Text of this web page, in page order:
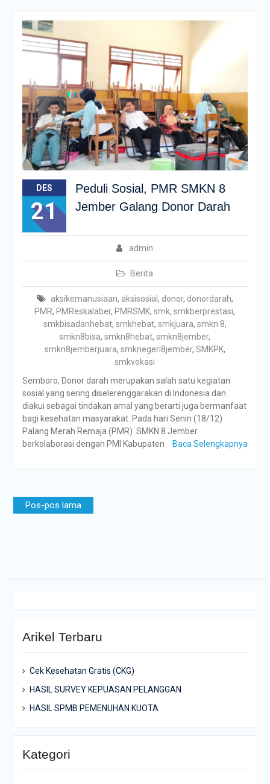
DES
21
Peduli Sosial, PMR SMKN 8
Jember Galang Donor Darah
admin
Berita
aksikemanusiaan, aksisosial , donor, donordarah,
PMR, PMReskalaber, PMRSMK,smk,smkberprestasi,
smkbisadanhebat, smkhebat, smkjuara, smkn 8,
smkn8bisa,smkn8hebat,smkn8jember,
smkn8jemberjuara, smknegeri8jember, SMKPK,
smkvokasi
Semboro, Donor darah merupakan salah satu kegiatan
sosial yang sering diselerenggarakan di Indonesia dan
diakui sebagai tindakan amal yang berarti juga bermanfaat
bagi kesehatan masyarakat. Pada hari Senin (18/12)
Palang Merah Remaja (PMR) SMKN 8 Jember
berkolaborasi dengan PMI Kabupaten
Baca Selengkapnya
Navigasi
pos
Pos-pos lama
Arikel Terbaru
Cek Kesehatan Gratis (CKG)
HASIL SURVEY KEPUASAN PELANGGAN
HASIL SPMB PEMENUHAN KUOTA
Kategori